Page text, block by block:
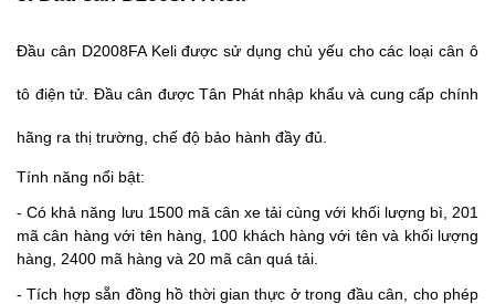
Đầu cân D2008FA Keli được sử dụng chủ yếu cho các loại cân ô
tô điện tử. Đầu cân được Tân Phát nhập khẩu và cung cấp chính
hãng ra thị trường, chế độ bảo hành đầy đủ.
Tính năng nổi bật:
- Có khả năng lưu 1500 mã cân xe tải cùng với khối lượng bì, 201
mã cân hàng với tên hàng, 100 khách hàng với tên và khối lượng
hàng, 2400 mã hàng và 20 mã cân quá tải.
- Tích hợp sẵn đồng hồ thời gian thực ở trong đầu cân, cho phép